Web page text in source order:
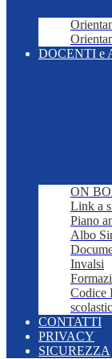
DOCENTI e
ON
Link a
Piano
Albo
Invalsi
Codice
CONTATTI
PRIVACY
SICUREZZA